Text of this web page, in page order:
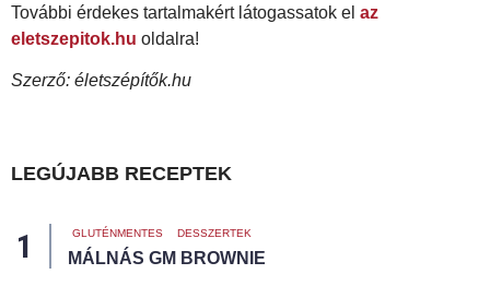
További érdekes tartalmakért látogassatok el az
eletszepitok.hu oldalra!
Szerző: életszépítők.hu
LEGÚJABB RECEPTEK
GLUTÉNMENTES DESSZERTEK
MÁLNÁS GM BROWNIE